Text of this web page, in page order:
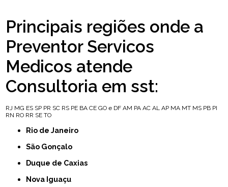
Principais regiões onde a
Preventor Servicos
Medicos atende
Consultoria em sst:
RJ MG ES SP PR SC RS PE BA CE GO e DF AM PA AC AL AP MA MT MS PB PI
RN RO RR SE TO
Rio de Janeiro
São Gonçalo
Duque de Caxias
Nova Iguaçu